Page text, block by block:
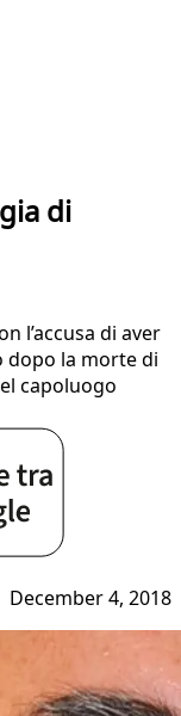
di
l’accusa di aver
dopo la morte di
capoluogo
December 4, 2018